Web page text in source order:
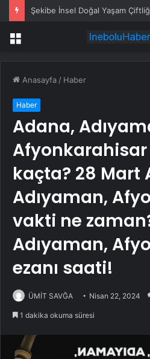
Menü
Anasayfa / Haber
Haber
Adana,
kaçta? 28 Mart
Adıyaman,
vakti ne
Adıyaman,
ezanı saati!
ÜMİT SAVĞA Nisan 22, 2024
1 dakika okuma süresi